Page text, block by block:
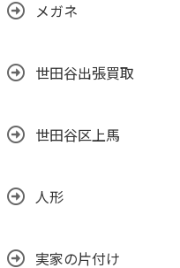
メガネ
世田谷出張買取
世田谷区上馬
人形
実家の片付け